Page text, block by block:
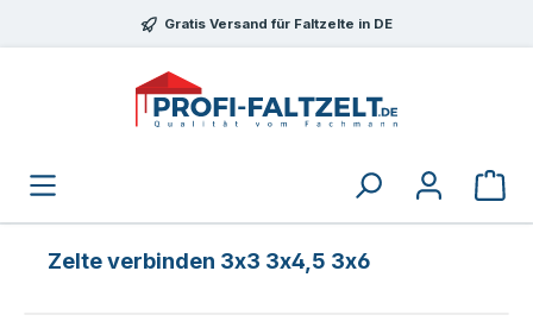
Zum Hauptinhalt springenGratis Versand für Faltzelte in DE
Zelte verbinden 3x3 3x4,5 3x6